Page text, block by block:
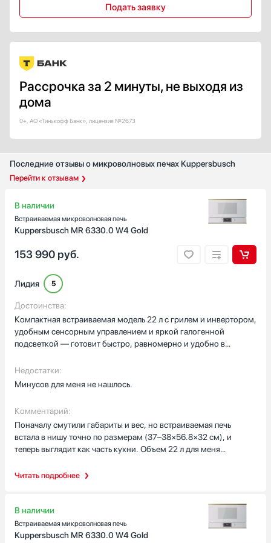
Функция памяти
Страна производства
Великобритания
Германия
Евросоюз
Испания
Показать все
Гарантия, мес
Подать заявку
Рассрочка за 2 минуты, не выходя из
дома
0+, АО «Тинькофф Банк», лицензия №2673
Последние отзывы о микроволновых печах Kuppersbusch
Перейти к отзывам
В наличии
Встраиваемая микроволновая печь
Kuppersbusch MR 6330.0 W4 Gold
153 990 руб.
Читать подробнее
Лидия 5
Достоинства:
Компактная встраиваемая модель 22 л с грилем и инвертором,
удобным сенсорным управлением и яркой галогенной
подсветкой — готовит быстро, равномерно и удобно в
Недостатки:
Минусов для меня не нашлось.
Комментарий:
Поначалу смутили габариты и вес, но встраиваемая печь
встала в нишу точно по размерам (37–38×56.8×32 см), и
теперь выглядит как часть кухни. Объем 22 л для меня
тарелка и решётка, что удобно для запекания с грилем.
комбинированном режиме гриль+микроволны прогревается
равномерно и получается с аппетитной корочкой. Быстрый
старт и цифровой таймер экономят утреннее время: в один из
В наличии
Встраиваемая микроволновая печь
Kuppersbusch MR 6330.0 W4 Gold